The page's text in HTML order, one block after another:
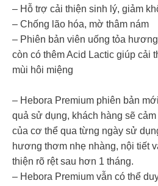
– Hỗ trợ cải thiện sinh lý, giảm
– Chống lão hóa, mờ thâm nám
– Phiên bản viên uống tỏa
còn có thêm Acid Lactic giúp cải
mùi hôi miệng
– Hebora Premium phiên bản
quả sử dụng, khách hàng sẽ
của cơ thể qua từng ngày sử
hương thơm nhẹ nhàng, nội tiết
thiện rõ rệt sau hơn 1 tháng.
– Hebora Premium vẫn có thể